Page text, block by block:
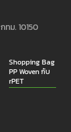
ม. 10150
Shopping Bag
PP Woven กับ
rPET